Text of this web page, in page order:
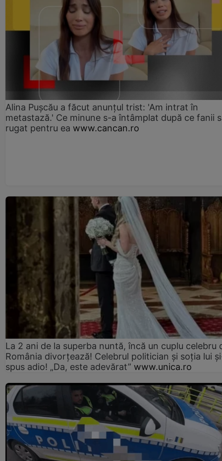
Alina Pușcău a făcut anunțul trist: 'Am intrat în
metastază.' Ce minune s-a întâmplat după ce fanii
rugat pentru ea www.cancan.ro
La 2 ani de la superba nuntă, încă un cuplu celebru
România divorțează! Celebrul politician și soția lui
spus adio! „Da, este adevărat” www.unica.ro